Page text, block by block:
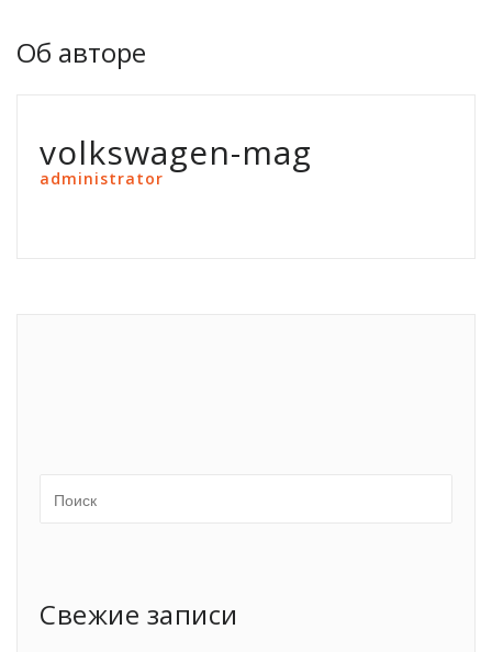
Об авторе
volkswagen-mag
administrator
Свежие записи